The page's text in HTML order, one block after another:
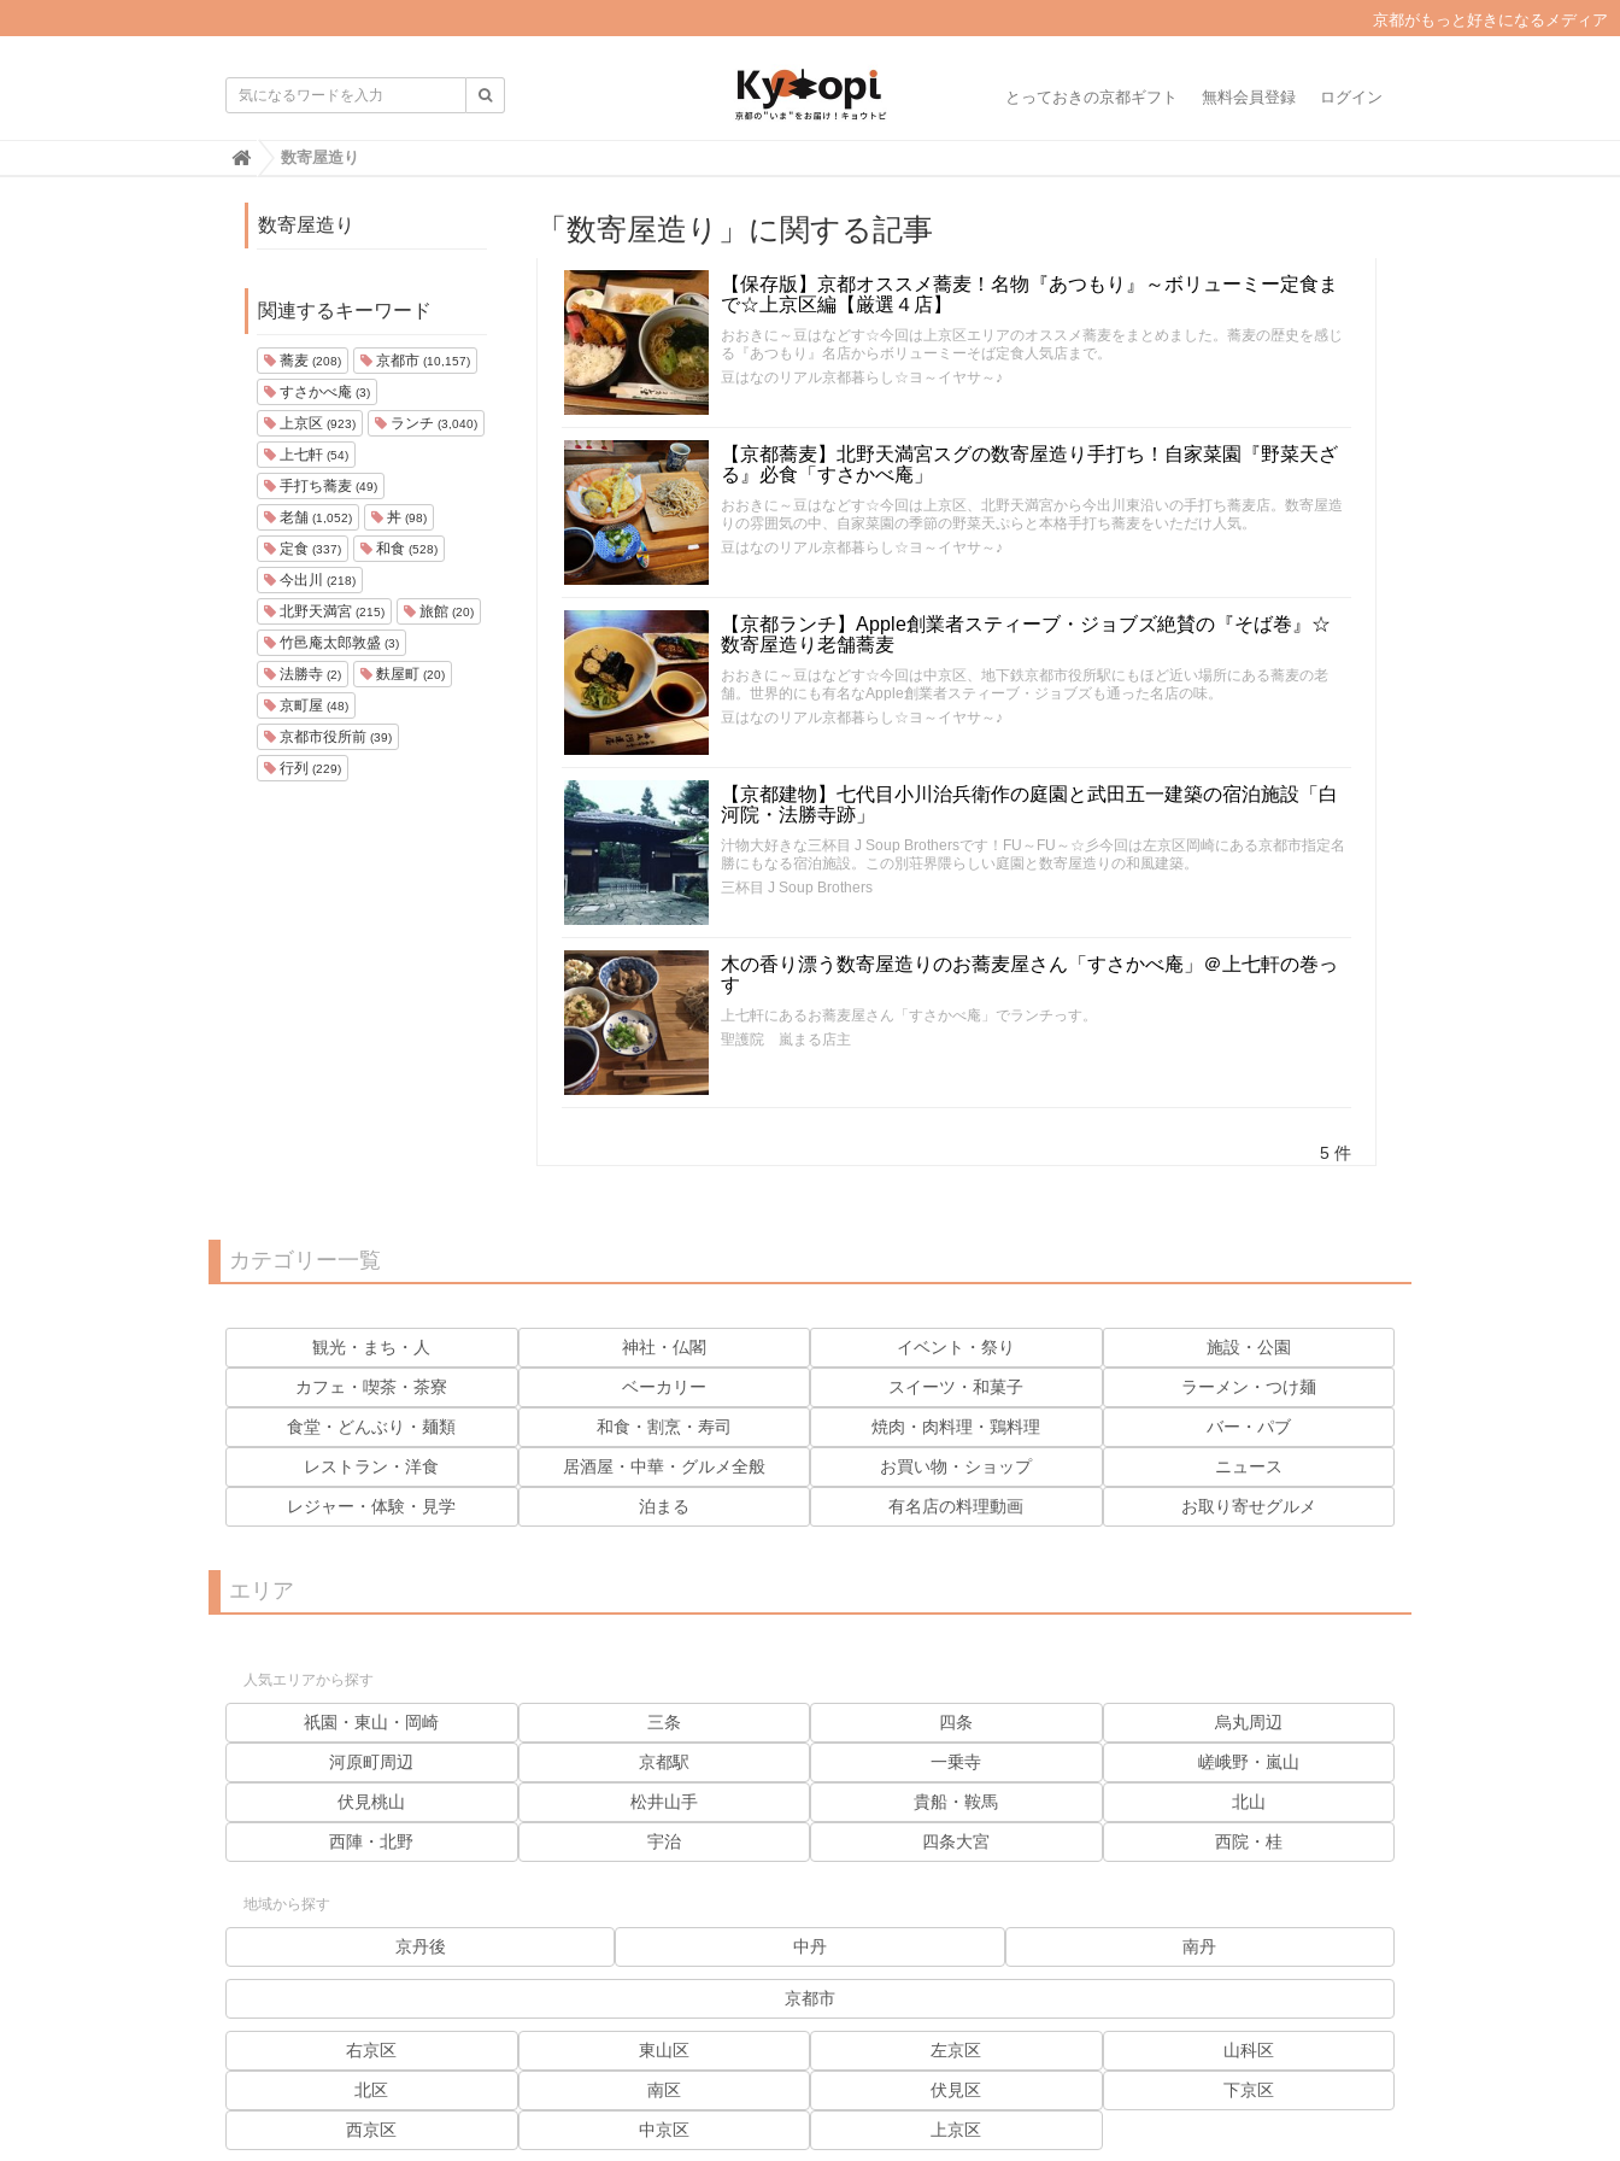
京都がもっと好きになるメディア
とっておきの京都ギフト 無料会員登録 ログイン
H
数寄屋造り
数寄屋造り
関連するキーワード
蕎麦 (208) 京都市 (10,157)
すさかべ庵 (3)
上京区 (923) ランチ (3,040)
上七軒 (54)
手打ち蕎麦 (49)
老舗 (1,052) 丼 (98)
定食 (337) 和食 (528)
今出川 (218)
北野天満宮 (215) 旅館 (20)
竹邑庵太郎敦盛 (3)
法勝寺 (2) 麩屋町 (20)
京町屋 (48)
京都市役所前 (39)
行列 (229)
「数寄屋造り」に関する記事
【保存版】京都オススメ蕎麦！名物『あつもり』～ボリューミー定食ま
で☆上京区編【厳選４店】
おおきに～豆はなどす☆今回は上京区エリアのオススメ蕎麦をまとめました。蕎麦の歴史を感じ
る『あつもり』名店からボリューミーそば定食人気店まで。
豆はなのリアル京都暮らし☆ヨ～イヤサ～♪
【京都蕎麦】北野天満宮スグの数寄屋造り手打ち！自家菜園『野菜天ざ
る』必食「すさかべ庵」
おおきに～豆はなどす☆今回は上京区、北野天満宮から今出川東沿いの手打ち蕎麦店。数寄屋造
りの雰囲気の中、自家菜園の季節の野菜天ぷらと本格手打ち蕎麦をいただけ人気。
豆はなのリアル京都暮らし☆ヨ～イヤサ～♪
【京都ランチ】Apple創業者スティーブ・ジョブズ絶賛の『そば巻』☆
数寄屋造り老舗蕎麦
おおきに～豆はなどす☆今回は中京区、地下鉄京都市役所駅にもほど近い場所にある蕎麦の老
舗。世界的にも有名なApple創業者スティーブ・ジョブズも通った名店の味。
豆はなのリアル京都暮らし☆ヨ～イヤサ～♪
【京都建物】七代目小川治兵衛作の庭園と武田五一建築の宿泊施設「白
河院・法勝寺跡」
汁物大好きな三杯目 J Soup Brothersです！FU～FU～☆彡今回は左京区岡崎にある京都市指定名
勝にもなる宿泊施設。この別荘界隈らしい庭園と数寄屋造りの和風建築。
三杯目 J Soup Brothers
木の香り漂う数寄屋造りのお蕎麦屋さん「すさかべ庵」＠上七軒の巻っ
す
上七軒にあるお蕎麦屋さん「すさかべ庵」でランチっす。
聖護院 嵐まる店主
5 件
カテゴリー一覧
観光・まち・人 神社・仏閣 イベント・祭り 施設・公園
カフェ・喫茶・茶寮 ベーカリー スイーツ・和菓子 ラーメン・つけ麺
食堂・どんぶり・麺類 和食・割烹・寿司 焼肉・肉料理・鶏料理 バー・パブ
レストラン・洋食 居酒屋・中華・グルメ全般 お買い物・ショップ ニュース
レジャー・体験・見学 泊まる 有名店の料理動画 お取り寄せグルメ
エリア
人気エリアから探す
祇園・東山・岡崎 三条 四条 烏丸周辺
河原町周辺 京都駅 一乗寺 嵯峨野・嵐山
伏見桃山 松井山手 貴船・鞍馬 北山
西陣・北野 宇治 四条大宮 西院・桂
地域から探す
京丹後 中丹 南丹
京都市
右京区 東山区 左京区 山科区
北区 南区 伏見区 下京区
西京区 中京区 上京区